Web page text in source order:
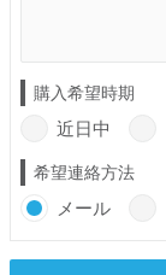
購入希望時期
近日中
希望連絡方法
メール